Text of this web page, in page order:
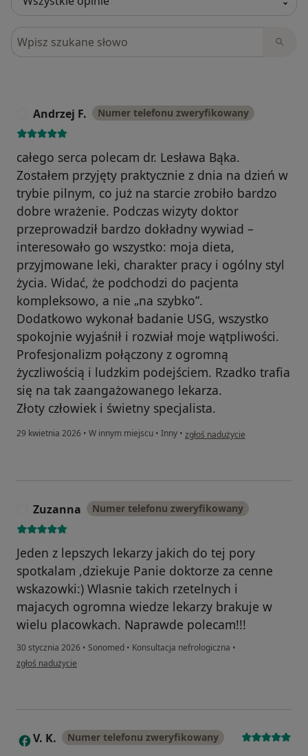
Szukaj w opiniach
Andrzej F. Numer telefonu zweryfikowany
całego serca polecam dr. Lesława Bąka.
Zostałem przyjęty praktycznie z dnia na dzień w
trybie pilnym, co już na starcie zrobiło bardzo
dobre wrażenie. Podczas wizyty doktor
przeprowadził bardzo dokładny wywiad –
interesowało go wszystko: moja dieta,
przyjmowane leki, charakter pracy i ogólny styl
życia. Widać, że podchodzi do pacjenta
kompleksowo, a nie „na szybko”.
Dodatkowo wykonał badanie USG, wszystko
spokojnie wyjaśnił i rozwiał moje wątpliwości.
Profesjonalizm połączony z ogromną
życzliwością i ludzkim podejściem. Rzadko trafia
się na tak zaangażowanego lekarza.
Złoty człowiek i świetny specjalista.
29 kwietnia 2026 • W innym miejscu • Inny • w opinii użytkownika Andrzej F.
zgłoś nadużycie
Zuzanna Numer telefonu zweryfikowany
Jeden z lepszych lekarzy jakich do tej pory
spotkalam ,dziekuje Panie doktorze za cenne
wskazowki:) Wlasnie takich rzetelnych i
majacych ogromna wiedze lekarzy brakuje w
wielu placowkach. Naprawde polecam!!!
30 stycznia 2026 • Sonomed • Konsultacja nefrologiczna •
w opinii użytkownika Zuzanna
zgłoś nadużycie
V V. K. Numer telefonu zweryfikowany